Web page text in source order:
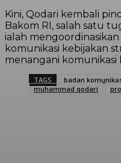
Kini, Qodari kembali
Bakom RI, salah satu
ialah
komunikasi kebijakan
menangani komunikasi
TAGS badan
muhammad qodari